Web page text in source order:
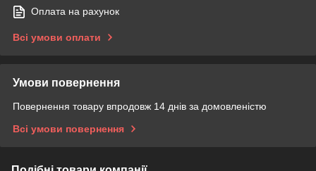
Оплата на рахунок
Всі умови оплати
Умови повернення
Повернення товару впродовж 14 днів за домовленістю
Всі умови повернення